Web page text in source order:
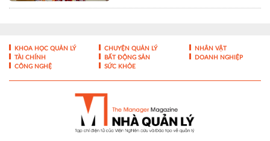
KHOA HỌC QUẢN LÝ CHUYỆN QUẢN LÝ
NHÂN VẬT
TÀI CHÍNH
BẤT ĐỘNG SẢN
DOANH NGHIỆP
CÔNG NGHỆ
SỨC KHỎE